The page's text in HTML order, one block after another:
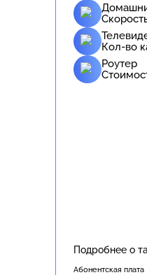
Кол-во
Роутер
Подробнее о
Абонентская плата